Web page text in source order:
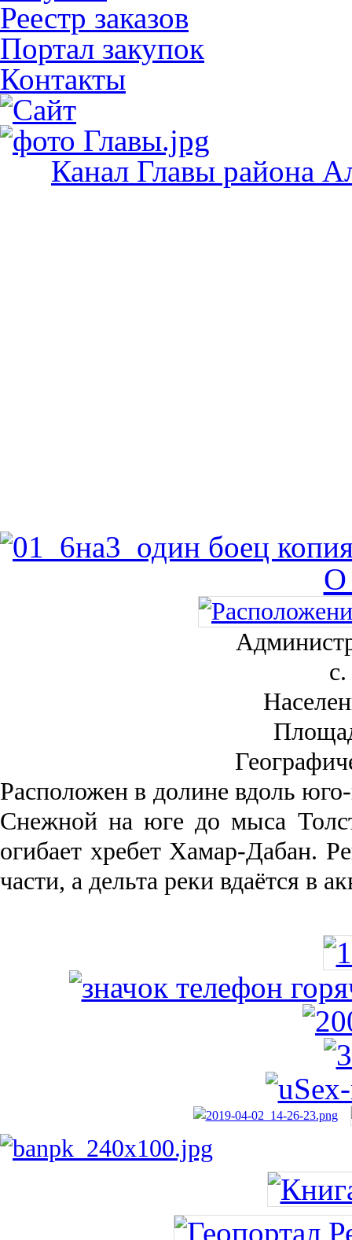
Реестр заказов
Портал закупок
Контакты
Канал Главы района
О
Рас­положен в долине вдоль
Снежной на юге до мыса
огибает хребет Хамар-Дабан.
части, а дельта реки вда­ётся в